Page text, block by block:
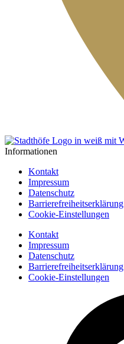
Informationen
Kontakt
Impressum
Datenschutz
Barrierefreiheitserklärung
Cookie-Einstellungen
Kontakt
Impressum
Datenschutz
Barrierefreiheitserklärung
Cookie-Einstellungen